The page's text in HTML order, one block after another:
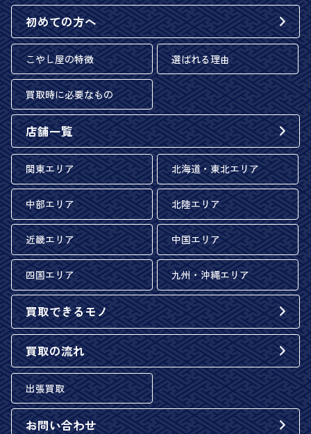
初めての方へ
こやし屋の特徴 選ばれる理由
買取時に必要なもの
店舗一覧
関東エリア 北海道・東北エリア
中部エリア 北陸エリア
近畿エリア 中国エリア
四国エリア 九州・沖縄エリア
買取できるモノ
買取の流れ
出張買取
お問い合わせ